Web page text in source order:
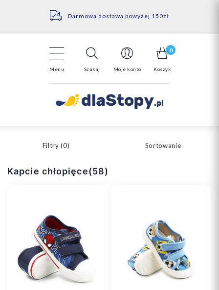
Darmowa dostawa powyżej 150zł
14 Dni na darmowy zwrot*
Menu Szukaj Moje konto
0
Koszyk
Filtry (0) Sortowanie
Kapcie chłopięce(58)